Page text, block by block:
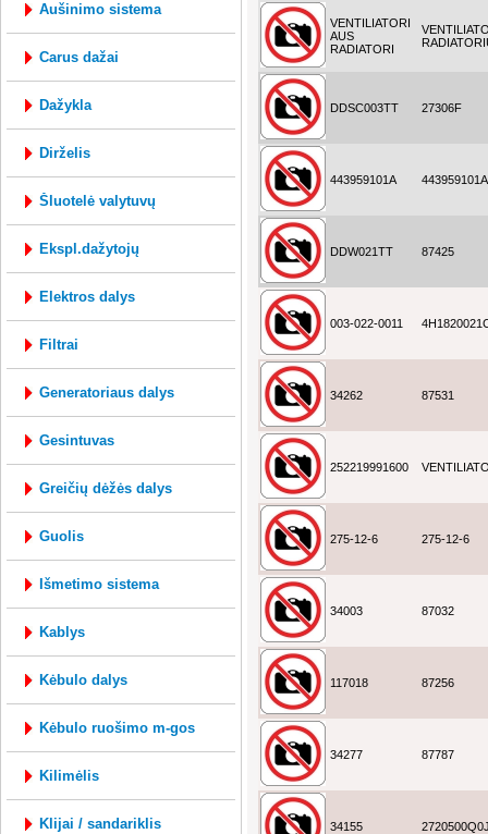
aušinimo sistema
carus dažai
dažykla
dirželis
šluotelė valytuvų
ekspl.dažytojų
elektros dalys
filtrai
generatoriaus dalys
gesintuvas
greičių dėžės dalys
guolis
išmetimo sistema
kablys
kėbulo dalys
kėbulo ruošimo m-gos
kilimėlis
klijai / sandariklis
VENTILIATORI
AUS
RADIATORI
DDSC003TT 27306F
443959101A 443959101A
DDW021TT 87425
003-022-0011
34262 87531
252219991600
275-12-6 275-12-6
34003 87032
117018 87256
34277 87787
34155